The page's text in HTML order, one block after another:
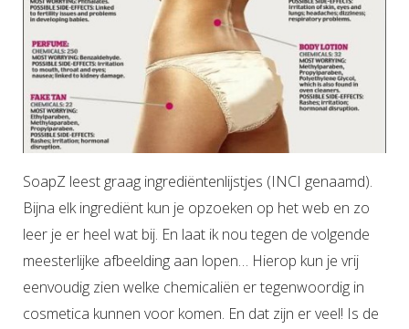
SoapZ leest graag ingrediëntenlijstjes (INCI genaamd).
Bijna elk ingrediënt kun je opzoeken op het web en zo
leer je er heel wat bij. En laat ik nou tegen de volgende
meesterlijke afbeelding aan lopen… Hierop kun je vrij
eenvoudig zien welke chemicaliën er tegenwoordig in
cosmetica kunnen voor komen. En dat zijn er veel! Is de